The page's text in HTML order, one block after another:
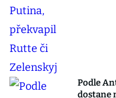
Podle
dostane